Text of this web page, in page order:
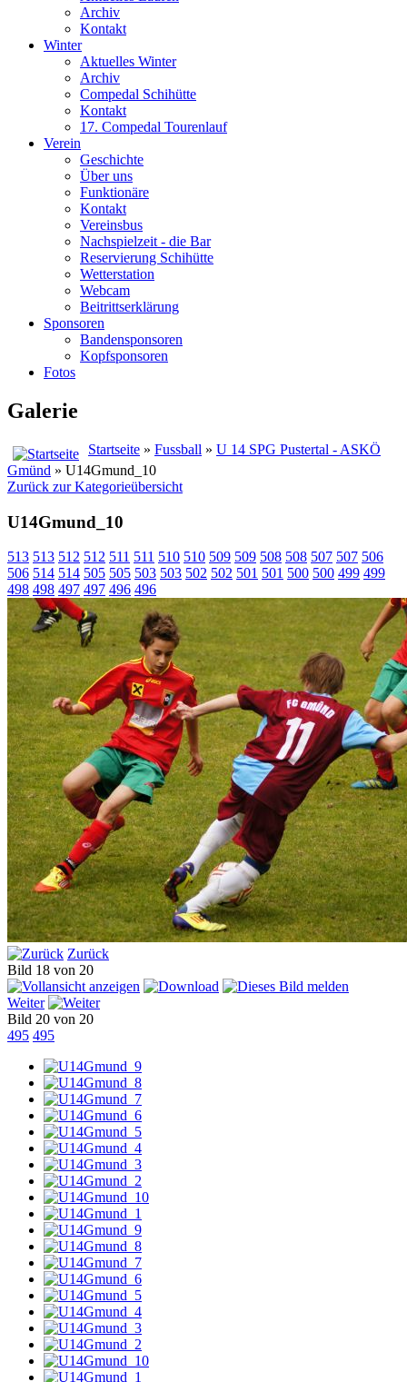
Archiv
Kontakt
Winter
Aktuelles Winter
Archiv
Compedal Schihütte
Kontakt
17. Compedal Tourenlauf
Verein
Geschichte
Über uns
Funktionäre
Kontakt
Vereinsbus
Nachspielzeit - die Bar
Reservierung Schihütte
Wetterstation
Webcam
Beitrittserklärung
Sponsoren
Bandensponsoren
Kopfsponsoren
Fotos
Galerie
Startseite » Fussball » U 14 SPG Pustertal - ASKÖ
Gmünd » U14Gmund_10
Zurück zur Kategorieübersicht
U14Gmund_10
513 513 512 512 511 511 510 510 509 509 508 508 507 507 506
506 514 514 505 505 503 503 502 502 501 501 500 500 499 499
498 498 497 497 496 496
Zurück
Bild 18 von 20
Weiter
Bild 20 von 20
495 495